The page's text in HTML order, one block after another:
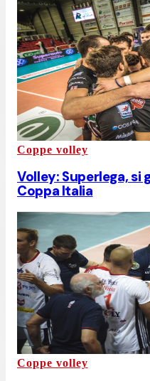
Coppe volley
Volley: Superlega,
Coppa Italia
Coppe volley